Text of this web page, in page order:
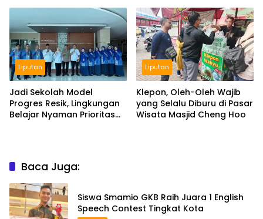
Liputan
Jadi Sekolah Model
Progres Resik, Lingkungan
Belajar Nyaman Prioritas
Liputan
Klepon, Oleh-Oleh Wajib
yang Selalu Diburu di Pasar
Wisata Masjid Cheng Hoo
Baca Juga:
Siswa Smamio GKB Raih Juara 1 English
Speech Contest Tingkat Kota